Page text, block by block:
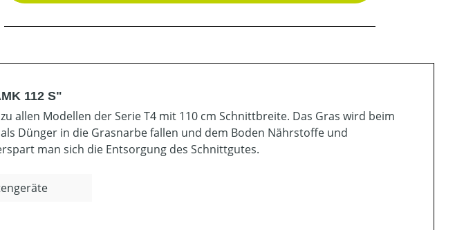
112 S"
allen Modellen der Serie T4 mit 110 cm Schnittbreite. Das Gras wird beim
Dünger in die Grasnarbe fallen und dem Boden Nährstoffe und
man sich die Entsorgung des Schnittgutes.